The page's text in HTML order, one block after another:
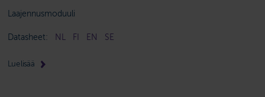
Laajennusmoduuli
Datasheet: NL FI EN SE
Lue lisää